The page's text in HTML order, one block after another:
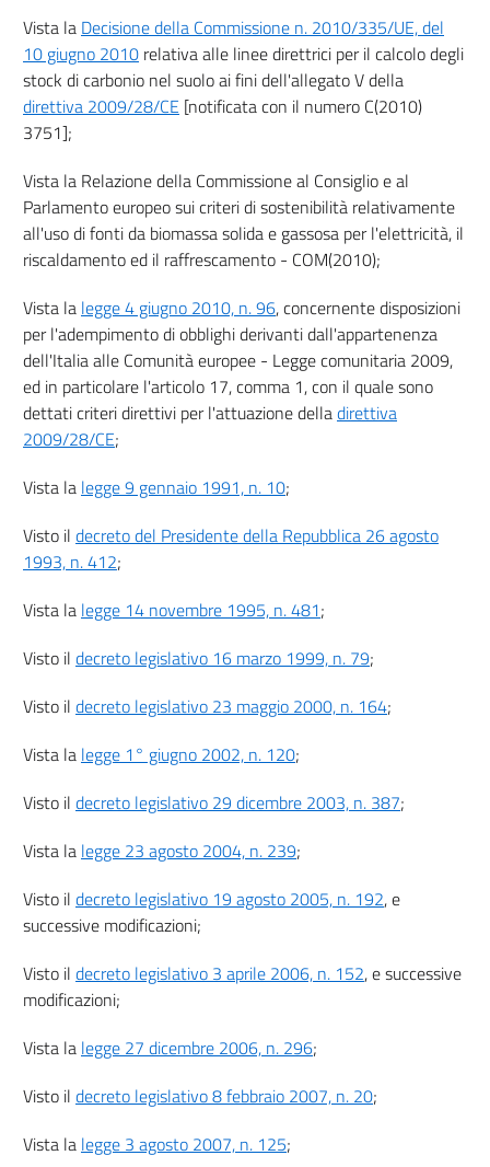
16
17
18
19
RETE DEL GAS NATURALE
20
21
RETI DI TELERISCALDAMENTO E TELERAFFRESCAMENTO
22
Titolo V
REGIMI DI SOSTEGNO
Capo I
PRINCIPI GENERALI
23
REGIMI DI SOSTEGNO PER LA PRODUZIONE DI ENERGIA
DA FONTI
24
25
Capo III
REGIMI DI SOSTEGNO PER LA PRODUZIONE DI ENERGIA TERMICA DA FONTI
27
28
29
30
31
Capo IV
RINNOVABILI
Vista la Decisione della Commissione n. 2010/335/UE, del
10 giugno 2010 relativa alle linee direttrici per il calcolo degli
stock di carbonio nel suolo ai fini dell'allegato V della
direttiva 2009/28/CE [notificata con il numero C(2010)
3751];
Vista la Relazione della Commissione al Consiglio e al
Parlamento europeo sui criteri di sostenibilità relativamente
all'uso di fonti da biomassa solida e gassosa per l'elettricità, il
riscaldamento ed il raffrescamento - COM(2010);
Vista la legge 4 giugno 2010, n. 96, concernente disposizioni
per l'adempimento di obblighi derivanti dall'appartenenza
dell'Italia alle Comunità europee - Legge comunitaria 2009,
ed in particolare l'articolo 17, comma 1, con il quale sono
dettati criteri direttivi per l'attuazione delladirettiva
2009/28/CE;
Vista la legge 9 gennaio 1991, n. 10;
Visto il decreto del Presidente della Repubblica 26 agosto
1993, n. 412;
Vista la legge 14 novembre 1995, n. 481;
Visto il decreto legislativo 16 marzo 1999, n. 79;
Visto il decreto legislativo 23 maggio 2000, n. 164;
Vista la legge 1° giugno 2002, n. 120;
Visto il decreto legislativo 29 dicembre 2003, n. 387;
Vista la legge 23 agosto 2004, n. 239;
Visto il decreto legislativo 19 agosto 2005, n. 192, e
successive modificazioni;
Visto il decreto legislativo 3 aprile 2006, n. 152, e successive
modificazioni;
Vista la legge 27 dicembre 2006, n. 296;
Visto il decreto legislativo 8 febbraio 2007, n. 20;
Vista la legge 3 agosto 2007, n. 125;